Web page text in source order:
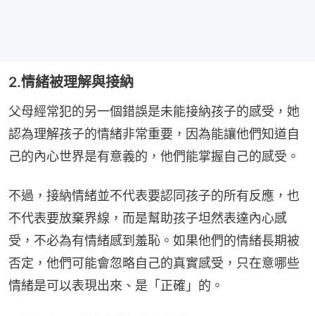
2.情緒被理解與接納
父母經常犯的另一個錯誤是未能接納孩子的感受，她
認為理解孩子的情緒非常重要，因為能讓他們知道自
己的內心世界是有意義的，他們能掌握自己的感受。
不過，接納情緒並不代表要認同孩子的所有反應，也
不代表要放棄界線，而是幫助孩子坦然表達內心感
受，不必為有情緒感到羞恥。如果他們的情緒長期被
否定，他們可能會忽略自己的真實感受，只在意哪些
情緒是可以表現出來、是「正確」的。